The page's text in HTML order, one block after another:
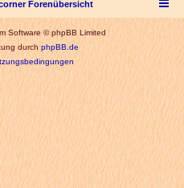
Forenübersicht
Software © phpBB Limited
durchphpBB.de